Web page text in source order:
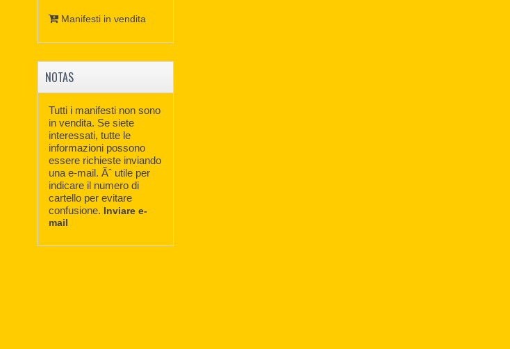
Manifesti in vendita
NOTAS
Tutti i manifesti non sono
in vendita. Se siete
interessati, tutte le
informazioni possono
essere richieste inviando
una e-mail. Ãˆ utile per
indicare il numero di
cartello per evitare
confusione. Inviare e-
mail